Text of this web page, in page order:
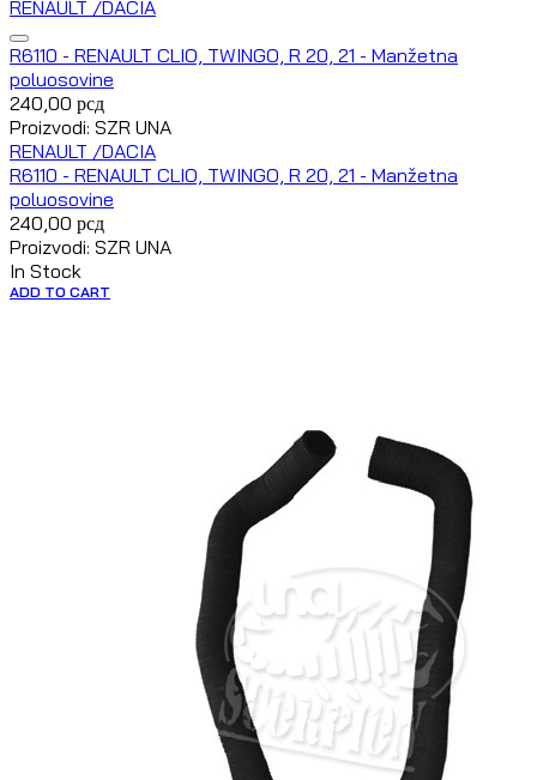
RENAULT /DACIA
R6110 - RENAULT CLIO, TWINGO, R 20, 21 - Manžetna
poluosovine
240,00 рсд
Proizvodi: SZR UNA
RENAULT /DACIA
R6110 - RENAULT CLIO, TWINGO, R 20, 21 - Manžetna
poluosovine
240,00 рсд
Proizvodi: SZR UNA
In Stock
ADD TO CART